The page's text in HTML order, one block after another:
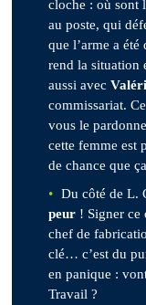
cloche : où sont
au poste, qui
que l’arme a été
rend la situation
aussi avec
commissariat.
vous le
cette femme est
de chance que
Du côté de L.
peur ! Signer ce
chef de
clé… c’est du
en panique :
Travail ?